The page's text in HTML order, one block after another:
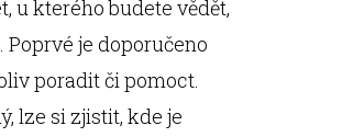
u kterého budete vědět,
je doporučeno
poradit či pomoct.
lze si zjistit, kde je